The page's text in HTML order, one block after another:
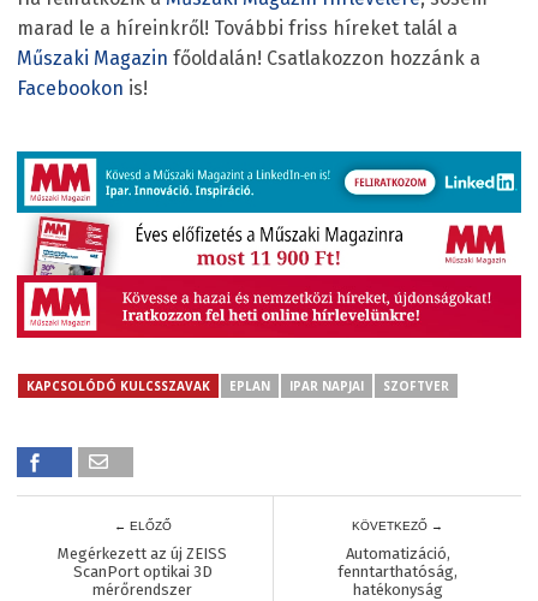
marad le a híreinkről! További friss híreket talál a
Műszaki Magazin főoldalán! Csatlakozzon hozzánk a
Facebookon is!
KAPCSOLÓDÓ KULCSSZAVAK EPLAN IPAR NAPJAI SZOFTVER
← ELŐZŐ
Megérkezett az új ZEISS
ScanPort optikai 3D
mérőrendszer
KÖVETKEZŐ →
Automatizáció,
fenntarthatóság,
hatékonyság